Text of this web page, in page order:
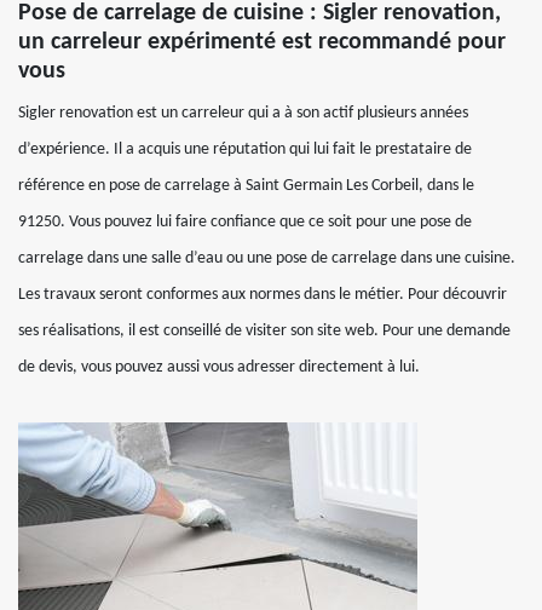
Pose de carrelage de cuisine : Sigler renovation,
un carreleur expérimenté est recommandé pour
vous
Sigler renovation est un carreleur qui a à son actif plusieurs années
d’expérience. Il a acquis une réputation qui lui fait le prestataire de
référence en pose de carrelage à Saint Germain Les Corbeil, dans le
91250. Vous pouvez lui faire confiance que ce soit pour une pose de
carrelage dans une salle d’eau ou une pose de carrelage dans une cuisine.
Les travaux seront conformes aux normes dans le métier. Pour découvrir
ses réalisations, il est conseillé de visiter son site web. Pour une demande
de devis, vous pouvez aussi vous adresser directement à lui.